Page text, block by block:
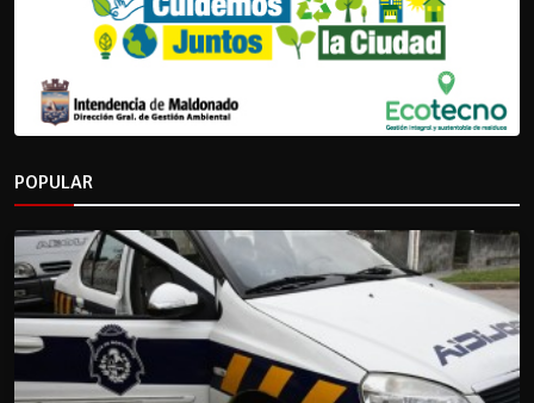
POPULAR